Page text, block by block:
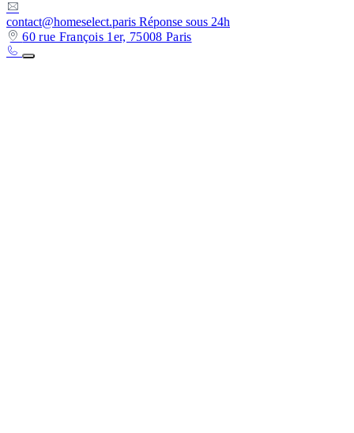
contact@homeselect.paris Réponse sous 24h
60 rue François 1er, 75008 Paris